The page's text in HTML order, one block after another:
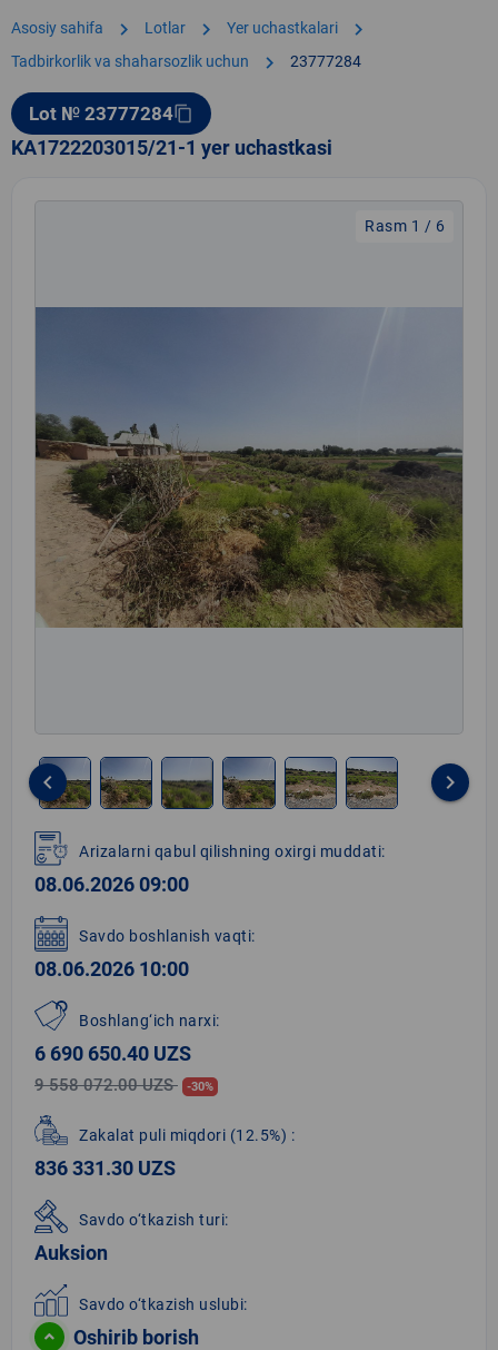
Asosiy sahifa chevron_right Lotlar chevron_right Yer uchastkalari chevron_right
Tadbirkorlik va shaharsozlik uchun chevron_right 23777284
Lot № 23777284content_copy
KA1722203015/21-1 yer uchastkasi
Rasm 1 / 6
1
of
6
keyboard_arrow_left keyboard_arrow_right
Arizalarni qabul qilishning oxirgi muddati:
08.06.2026 09:00
Savdo boshlanish vaqti:
08.06.2026 10:00
Boshlang‘ich narxi:
6 690 650.40 UZS
9 558 072.00 UZS -30%
Zakalat puli miqdori (12.5%) :
836 331.30 UZS
Savdo o‘tkazish turi:
Auksion
Savdo o‘tkazish uslubi:
Oshirib borish